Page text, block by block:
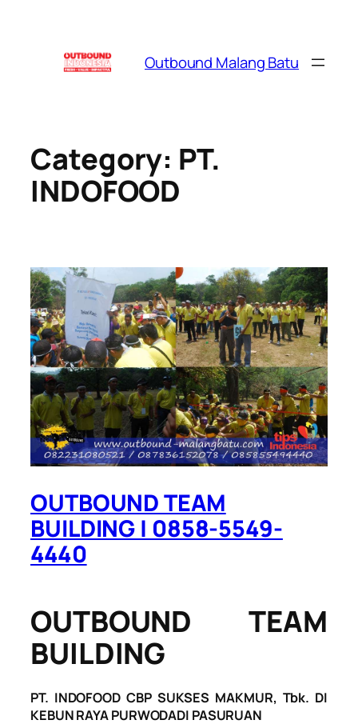
Outbound Malang Batu
Category: PT.
INDOFOOD
OUTBOUND TEAM
BUILDING | 0858-5549-
4440
OUTBOUND TEAM
BUILDING
PT. INDOFOOD CBP SUKSES MAKMUR, Tbk. DI
KEBUN RAYA PURWODADI PASURUAN